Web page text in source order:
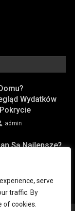
serve
traffic. By
of cookies.
Wydatków
admin
Są Najlepsze?